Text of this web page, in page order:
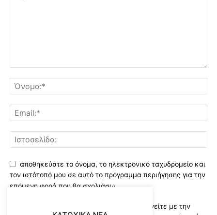
αποθηκεύστε το όνομα, το ηλεκτρονικό ταχυδρομείο και
τον ιστότοπό μου σε αυτό το πρόγραμμα περιήγησης για την
επόμενη φορά που θα σχολιάσω.
Χρησιμοποιώντας αυτό το έντυπο συμφωνείτε με την